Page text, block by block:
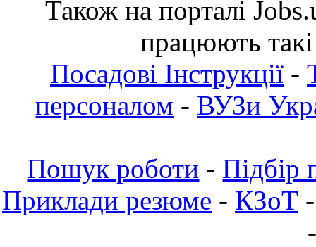
Також на порталі
працюють
Посадові Інструкції -
персоналом - ВУЗи
Пошук роботи - Підбір
Приклади резюме - КЗоТ